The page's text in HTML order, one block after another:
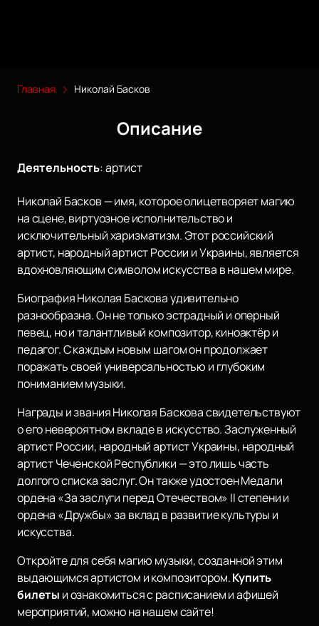
Главная Николай Басков
Описание
Деятельность:артист
Николай Басков — имя, которое олицетворяет магию
на сцене, виртуозное исполнительство и
исключительный харизматизм. Этот российский
артист, народный артист России и Украины, является
вдохновляющим символом искусства в нашем мире.
Биография Николая Баскова удивительно
разнообразна. Он не только эстрадный и оперный
певец, но и талантливый композитор, киноактёр и
педагог. С каждым новым шагом он продолжает
поражать своей универсальностью и глубоким
пониманием музыки.
Награды и звания Николая Баскова свидетельствуют
о его невероятном вкладе в искусство. Заслуженный
артист России, народный артист Украины, народный
артист Чеченской Республики — это лишь часть
долгого списка заслуг. Он также удостоен Медали
ордена «За заслуги перед Отечеством» II степени и
ордена «Дружбы» за вклад в развитие культуры и
искусства.
Откройте для себя магию музыки, созданной этим
выдающимся артистом и композитором.Купить
билеты и ознакомиться с расписанием и афишей
мероприятий, можно на нашем сайте!